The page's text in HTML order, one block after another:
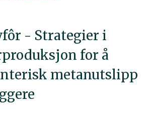
- Strategier i
for å
metanutslipp